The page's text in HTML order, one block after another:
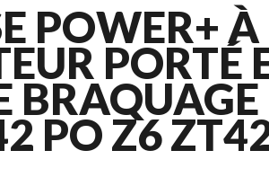
POWER+ À
PORTÉ
BRAQUAGE
PO Z6